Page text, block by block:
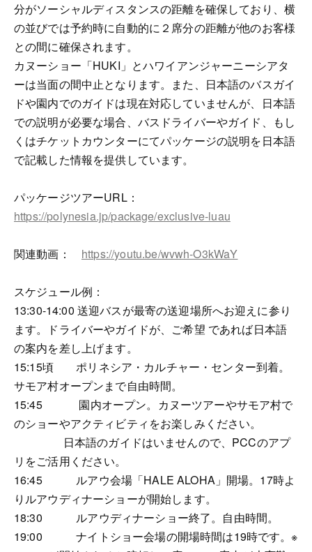
分がソーシャルディスタンスの距離を確保しており、横
の並びでは予約時に自動的に２席分の距離が他のお客様
との間に確保されます。
カヌーショー「HUKI」とハワイアンジャーニーシアタ
ーは当面の間中止となります。また、日本語のバスガイ
ドや園内でのガイドは現在対応していませんが、日本語
での説明が必要な場合、バスドライバーやガイド、もし
くはチケットカウンターにてパッケージの説明を日本語
で記載した情報を提供しています。
パッケージツアーURL：
https://polynesia.jp/package/exclusive-luau
関連動画： https://youtu.be/wvwh-O3kWaY
スケジュール例：
13:30-14:00 送迎バスが最寄の送迎場所へお迎えに参り
ます。ドライバーやガイドが、ご希望 であれば日本語
の案内を差し上げます。
15:15頃 ポリネシア・カルチャー・センター到着。
サモア村オープンまで自由時間。
15:45 園内オープン。カヌーツアーやサモア村で
のショーやアクティビティをお楽しみください。
日本語のガイドはいませんので、PCCのアプ
リをご活用ください。
16:45 ルアウ会場「HALE ALOHA」開場。17時よ
りルアウディナーショーが開始します。
18:30 ルアウディナーショー終了。自由時間。
19:00 ナイトショー会場の開場時間は19時です。※